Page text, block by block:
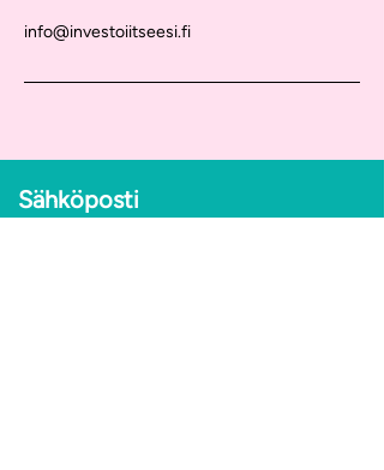
info@investoiitseesi.fi
Sähköposti